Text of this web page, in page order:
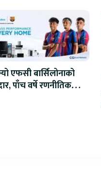
एफसी बार्सिलोनाको
पाँच वर्षे रणनीतिक